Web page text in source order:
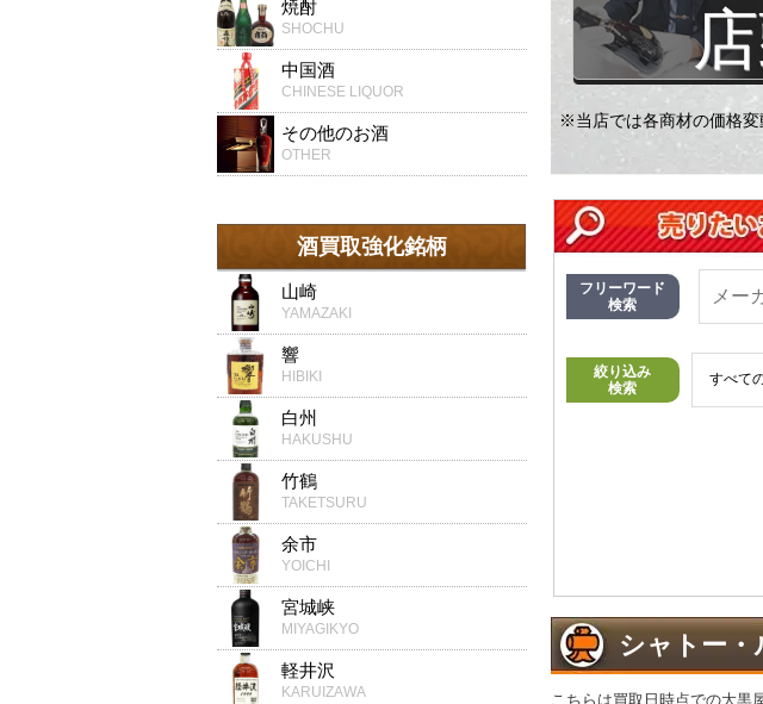
※当店では各商材の価格変
フリーワード
検索
絞り込み
検索
シャトー・
こちらは買取日時点での大黒
焼酎
SHOCHU
中国酒
CHINESE LIQUOR
その他のお酒
OTHER
酒買取強化銘柄
山崎
YAMAZAKI
響
HIBIKI
白州
HAKUSHU
竹鶴
TAKETSURU
余市
YOICHI
宮城峡
MIYAGIKYO
軽井沢
KARUIZAWA